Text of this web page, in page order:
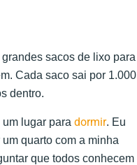
sacos de lixo para
Cada saco sai por 1.000
dentro.
lugar para dormir. Eu
quarto com a minha
que todos conhecem